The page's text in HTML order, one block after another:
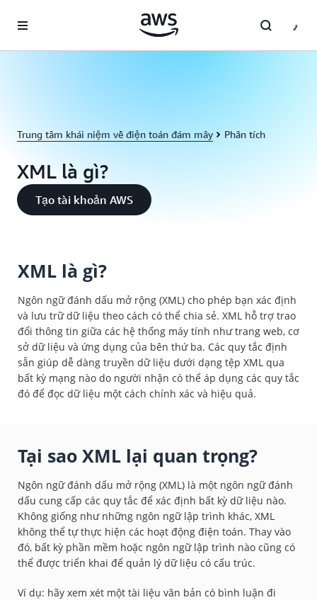
Trung tâm khái niệm về điện toán đám mây Phân tích
XML là gì?
Tạo tài khoản AWS
XML là gì?
Ngôn ngữ đánh dấu mở rộng (XML) cho phép bạn xác định
và lưu trữ dữ liệu theo cách có thể chia sẻ. XML hỗ trợ trao
đổi thông tin giữa các hệ thống máy tính như trang web, cơ
sở dữ liệu và ứng dụng của bên thứ ba. Các quy tắc định
sẵn giúp dễ dàng truyền dữ liệu dưới dạng tệp XML qua
bất kỳ mạng nào do người nhận có thể áp dụng các quy tắc
đó để đọc dữ liệu một cách chính xác và hiệu quả.
Tại sao XML lại quan trọng?
Ngôn ngữ đánh dấu mở rộng (XML) là một ngôn ngữ đánh
dấu cung cấp các quy tắc để xác định bất kỳ dữ liệu nào.
Không giống như những ngôn ngữ lập trình khác, XML
không thể tự thực hiện các hoạt động điện toán. Thay vào
đó, bất kỳ phần mềm hoặc ngôn ngữ lập trình nào cũng có
thể được triển khai để quản lý dữ liệu có cấu trúc.
Ví dụ: hãy xem xét một tài liệu văn bản có bình luận đi